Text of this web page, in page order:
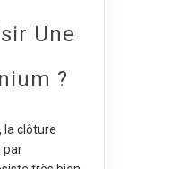
Une
?
la clôture
par